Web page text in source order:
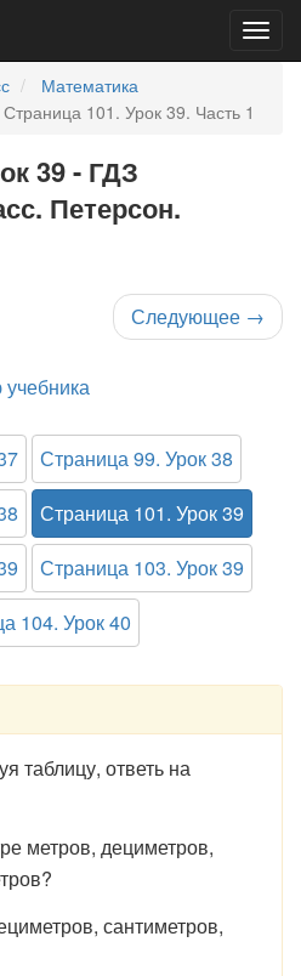
Математика
Страница 101. Урок 39. Часть 1
39 - ГДЗ
Петерсон.
Следующее →
Страница 99. Урок 38
Страница 101. Урок 39
Страница 103. Урок 39
104. Урок 40
таблицу, ответь на
метров, дециметров,
сантиметров,